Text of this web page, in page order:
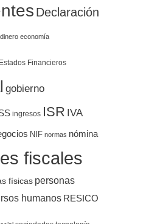
Declaración
dinero economía
Estados Financieros
gobierno
ingresos ISR IVA
NIF normas nómina
fiscales
físicas personas
humanos RESICO